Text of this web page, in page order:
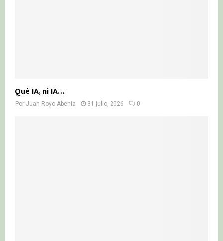
Qué IA, ni IA…
Por Juan Royo Abenia 31 julio, 2026 0